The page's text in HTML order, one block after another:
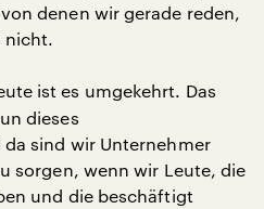
denen wir gerade reden,
nicht.
ist es umgekehrt. Das
dieses
sind wir Unternehmer
sorgen, wenn wir Leute, die
und die beschäftigt